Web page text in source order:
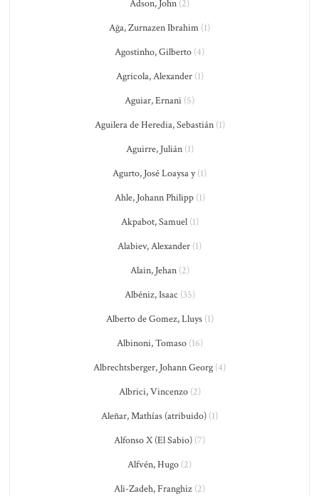
Adson, John (2)
Ağa, Zurnazen Ibrahim (1)
Agostinho, Gilberto (4)
Agricola, Alexander(1)
Aguiar, Ernani (5)
Aguilera de Heredia, Sebastián(1)
Aguirre, Julián(1)
Agurto, José Loaysa y(1)
Ahle, Johann Philipp(1)
Akpabot, Samuel(1)
Alabiev, Alexander (1)
Alain, Jehan(2)
Albéniz, Isaac (35)
Alberto de Gomez, Lluys(1)
Albinoni, Tomaso(16)
Albrechtsberger, Johann Georg (4)
Albrici, Vincenzo(2)
Aleñar, Mathías (atribuido) (1)
Alfonso X (El Sabio) (7)
Alfvén, Hugo (2)
Ali-Zadeh, Franghiz (2)